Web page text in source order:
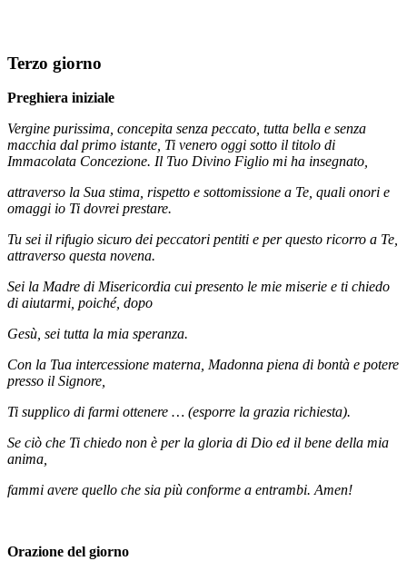
Terzo giorno
Preghiera iniziale
Vergine purissima, concepita senza peccato, tutta bella e senza
macchia dal primo istante, Ti venero oggi sotto il titolo di
Immacolata Concezione. Il Tuo Divino Figlio mi ha insegnato,
attraverso la Sua stima, rispetto e sottomissione a Te, quali onori e
omaggi io Ti dovrei prestare.
Tu sei il rifugio sicuro dei peccatori pentiti e per questo ricorro a Te,
attraverso questa novena.
Sei la Madre di Misericordia cui presento le mie miserie e ti chiedo
di aiutarmi, poiché, dopo
Gesù, sei tutta la mia speranza.
Con la Tua intercessione materna, Madonna piena di bontà e potere
presso il Signore,
Ti supplico di farmi ottenere … (esporre la grazia richiesta).
Se ciò che Ti chiedo non è per la gloria di Dio ed il bene della mia
anima,
fammi avere quello che sia più conforme a entrambi. Amen!
Orazione del giorno